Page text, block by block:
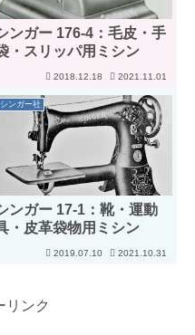
ンガー 176-4：毛皮・手
・スリッパ用ミシン
2018.12.18 2021.11.01
シンガー社
ンガー 17-1：靴・運動
・皮革袋物用ミシン
2019.07.10 2021.10.31
リンク